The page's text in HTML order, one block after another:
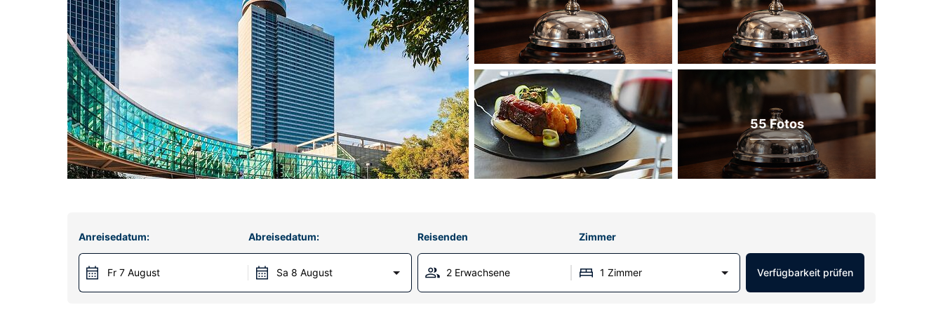
55 Fotos
Anreisedatum:
Fr 7 August
Abreisedatum:
Sa 8 August
Reisenden Zimmer
2 Erwachsene 1 Zimmer Verfügbarkeit prüfen